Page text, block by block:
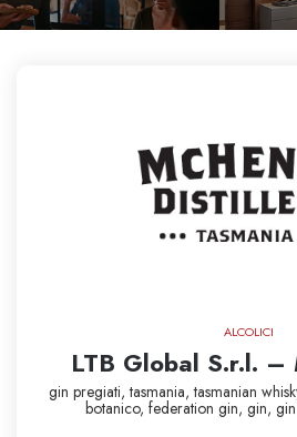
ALCOLICI
LTB Global S.r.l. –
gin pregiati,tasmania,tasmanian
botanico, federation gin, gin,